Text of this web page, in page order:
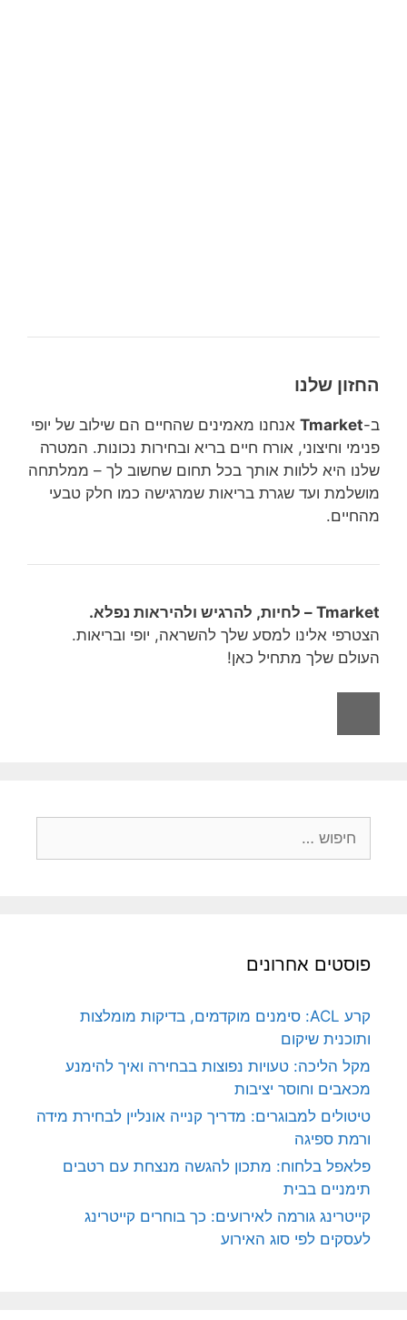
החזון שלנו
ב-Tmarket אנחנו מאמינים שהחיים הם שילוב של יופי
פנימי וחיצוני, אורח חיים בריא ובחירות נכונות. המטרה
שלנו היא ללוות אותך בכל תחום שחשוב לך – ממלתחה
מושלמת ועד שגרת בריאות שמרגישה כמו חלק טבעי
מהחיים.
Tmarket – לחיות, להרגיש ולהיראות נפלא.
הצטרפי אלינו למסע שלך להשראה, יופי ובריאות.
העולם שלך מתחיל כאן!
פוסטים אחרונים
קרע ACL: סימנים מוקדמים, בדיקות מומלצות
ותוכנית שיקום
מקל הליכה: טעויות נפוצות בבחירה ואיך להימנע
מכאבים וחוסר יציבות
טיטולים למבוגרים: מדריך קנייה אונליין לבחירת מידה
ורמת ספיגה
פלאפל בלחוח: מתכון להגשה מנצחת עם רטבים
תימניים בבית
קייטרינג גורמה לאירועים: כך בוחרים קייטרינג
לעסקים לפי סוג האירוע